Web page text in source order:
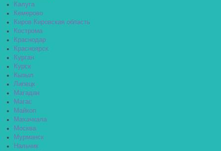
Калуга
Кемерово
Киров Кировская область
Кострома
Краснодар
Красноярск
Курган
Курск
Кызыл
Липецк
Магадан
Магас
Майкоп
Махачкала
Москва
Мурманск
Нальчик